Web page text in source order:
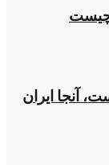
آنجا ایران